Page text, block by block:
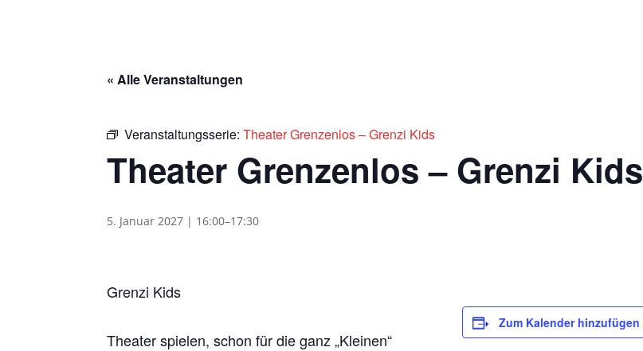
« Alle Veranstaltungen
Veranstaltungsserie:Theater Grenzenlos – Grenzi Kids
Theater Grenzenlos – Grenzi Kids
5. Januar 2027 | 16:00–17:30
Grenzi Kids
Theater spielen, schon für die ganz „Kleinen“
Zum Kalender hinzufügen